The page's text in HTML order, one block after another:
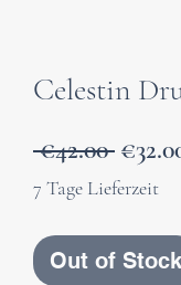
Celestin
€42.00
Price
7 Tage Lieferzeit
Out of Stock